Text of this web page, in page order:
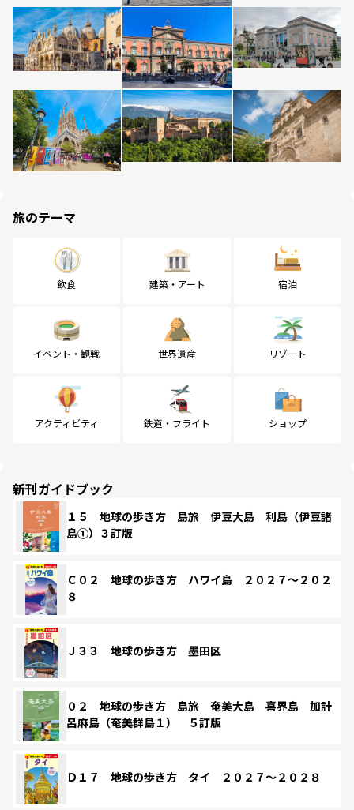
旅のテーマ
飲食 建築・アート 宿泊
イベント・観戦 世界遺産 リゾート
アクティビティ 鉄道・フライト ショップ
新刊ガイドブック
１５ 地球の歩き方 島旅 伊豆大島 利島（伊豆諸
島①）３訂版
Ｃ０２ 地球の歩き方 ハワイ島 ２０２７～２０２
８
Ｊ３３ 地球の歩き方 墨田区
０２ 地球の歩き方 島旅 奄美大島 喜界島 加計
呂麻島（奄美群島１） ５訂版
Ｄ１７ 地球の歩き方 タイ ２０２７～２０２８